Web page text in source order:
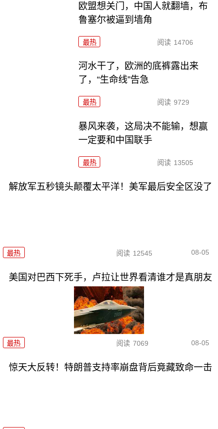
欧盟想关门，中国人就翻墙，布
鲁塞尔被逼到墙角
最热 阅读 14706
河水干了，欧洲的底裤露出来
了，“生命线”告急
最热 阅读 9729
暴风来袭，这局决不能输，想赢
一定要和中国联手
最热 阅读 13505
解放军五秒镜头颠覆太平洋！美军最后安全区没了
最热 阅读 12545 08-05
美国对巴西下死手，卢拉让世界看清谁才是真朋友
最热 阅读 7069 08-05
惊天大反转！特朗普支持率崩盘背后竟藏致命一击